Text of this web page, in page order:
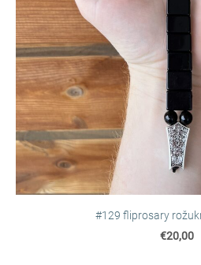
#129 fliprosary
€20,00